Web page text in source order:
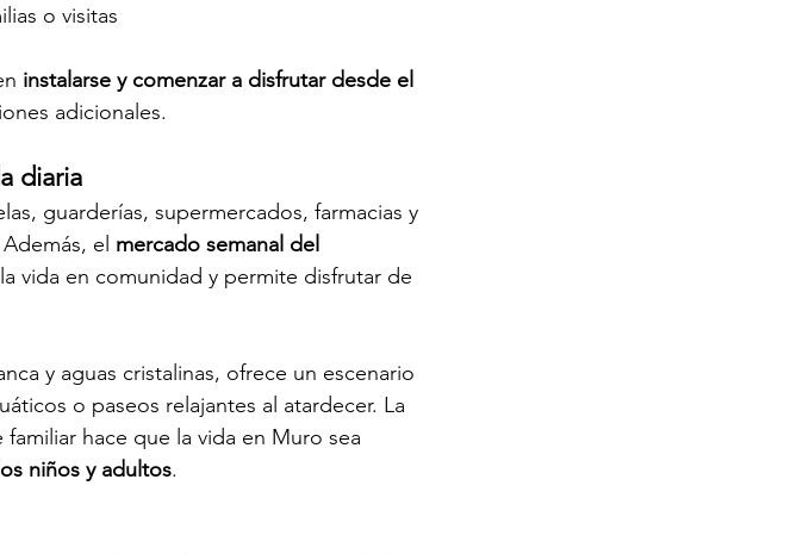
o visitas
instalarse y comenzar a disfrutar desde el
adicionales.
diaria
guarderías, supermercados, farmacias y
el mercado semanal del
vida en comunidad y permite disfrutar de
y aguas cristalinas, ofrece un escenario
o paseos relajantes al atardecer. La
hace que la vida en Muro sea
niños y adultos.